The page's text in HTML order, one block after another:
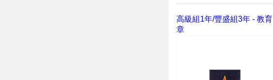
高級組1年/豐盛組3年 - 教育
章